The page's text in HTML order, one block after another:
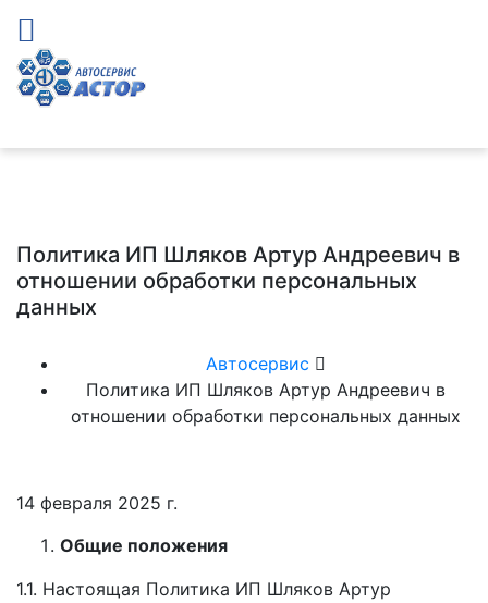
Политика ИП Шляков Артур Андреевич в
отношении обработки персональных
данных
Автосервис
Политика ИП Шляков Артур Андреевич в
отношении обработки персональных данных
14 февраля 2025 г.
Общие положения
1.1. Настоящая Политика ИП Шляков Артур